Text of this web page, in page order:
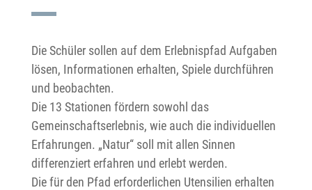
Die Schüler sollen auf dem Erlebnispfad Aufgaben
lösen, Informationen erhalten, Spiele durchführen
und beobachten.
Die 13 Stationen fördern sowohl das
Gemeinschaftserlebnis, wie auch die individuellen
Erfahrungen. „Natur“ soll mit allen Sinnen
differenziert erfahren und erlebt werden.
Die für den Pfad erforderlichen Utensilien erhalten